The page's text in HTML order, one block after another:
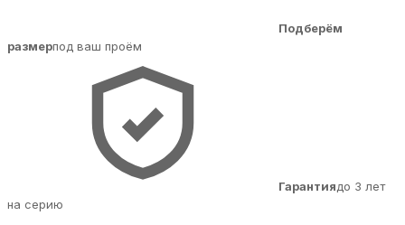
Подберём
размерпод ваш проём
Гарантиядо 3 лет
на серию